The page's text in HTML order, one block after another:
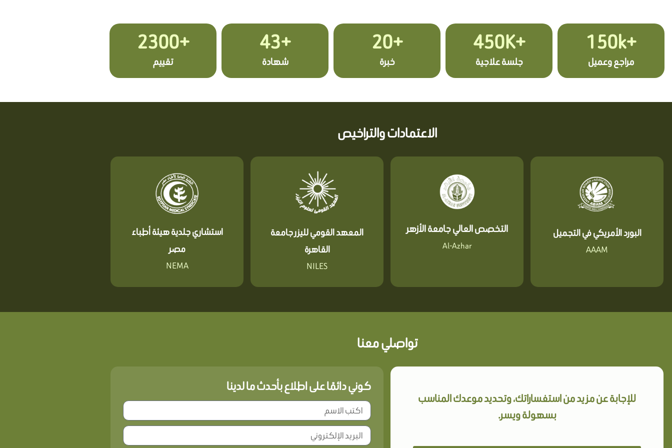
+150k
مراجع وعميل
+450K
جلسة علاجية
+20
خبرة
+43
شهادة
+2300
تقييم
الاعتمادات والتراخيص
البورد الأمريكي في التجميل
AAAM
التخصص العالي جامعة الأزهر
Al-Azhar
المعهد القومي لليزر جامعة
القاهرة
NILES
استشاري جلدية هيئة أطباء
مصر
NEMA
تواصلي معنا
للإجابة عن مزيد من استفساراتك، وتحديد موعدك المناسب
بسهولة ويسر.
كوني دائمًا على اطلاع بأحدث ما لدينا